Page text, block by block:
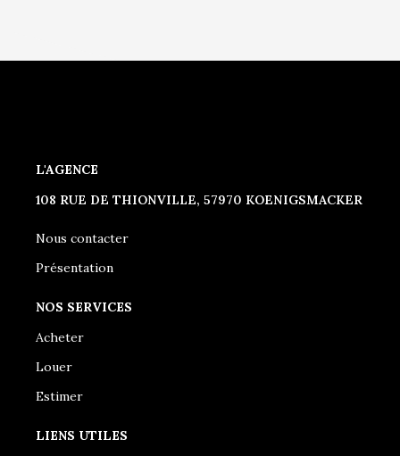
L'AGENCE
108 RUE DE THIONVILLE, 57970 KOENIGSMACKER
Nous contacter
Présentation
NOS SERVICES
Acheter
Louer
Estimer
LIENS UTILES